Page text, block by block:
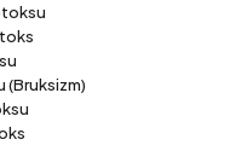
(Bruksizm)